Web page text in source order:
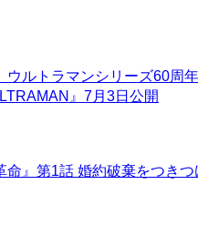
ルトラマンシリーズ60周
』7月3日公開
命』第1話 婚約破棄をつき